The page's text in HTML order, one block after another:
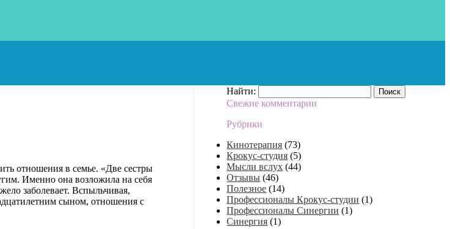
отношения в семье. «Две сестры
Именно она возложила на себя
заболевает. Вспыльчивая,
сыном, отношения с
Найти:
Свежие комментарии
Рубрики
Кинотерапия (73)
Крокус-студия (5)
Мысли вслух (44)
Отзывы (46)
Полезное (14)
Профессионалы Крокус-студии (1)
Профессионалы Синергии (1)
Синергия (1)